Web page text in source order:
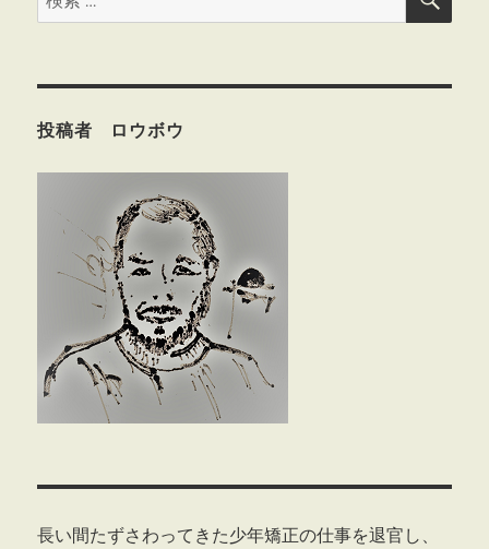
索:
投稿者 ロウボウ
長い間たずさわってきた少年矯正の仕事を退官し、